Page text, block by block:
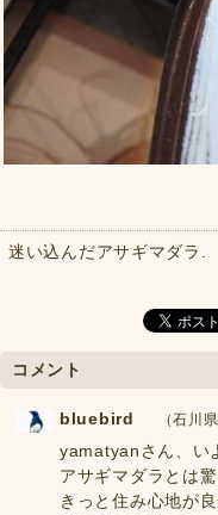
迷い込んだアサギマダラ.
コメント
bluebird （石川
yamatyanさん、い
アサギマダラとは驚
きっと住み心地が